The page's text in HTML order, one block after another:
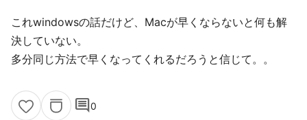
これwindowsの話だけど、Macが早くならないと何も解
決していない。
多分同じ方法で早くなってくれるだろうと信じて。。
comment0